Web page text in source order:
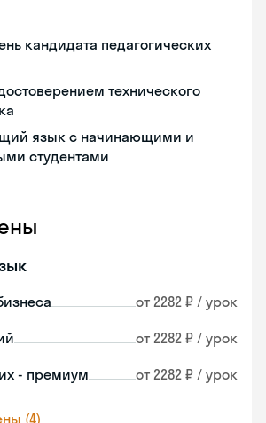
кандидата педагогических
технического
язык с начинающими и
студентами
от 2282 ₽ / урок
от 2282 ₽ / урок
- премиум от 2282 ₽ / урок
(4)